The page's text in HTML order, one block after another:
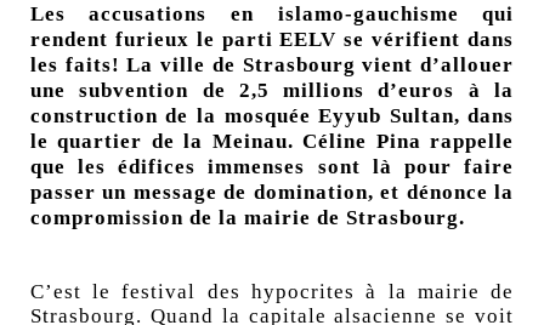
Les accusations en islamo-gauchisme qui
rendent furieux le parti EELV se vérifient dans
les faits! La ville de Strasbourg vient d’allouer
une subvention de 2,5 millions d’euros à la
construction de la mosquée Eyyub Sultan, dans
le quartier de la Meinau. Céline Pina rappelle
que les édifices immenses sont là pour faire
passer un message de domination, et dénonce la
compromission de la mairie de Strasbourg.
C’est le festival des hypocrites à la mairie de
Strasbourg. Quand la capitale alsacienne se voit